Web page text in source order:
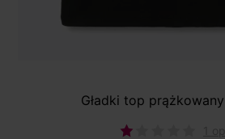
Gładki top